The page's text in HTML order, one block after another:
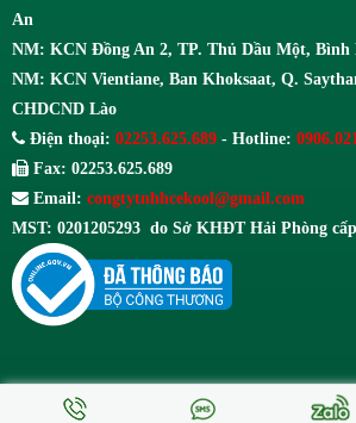
An
NM: KCN Đồng An 2, TP. Thủ Dầu Một, Bình
NM: KCN Vientiane, Ban Khoksaat, Q.
CHDCND Lào
Điện thoại: 02253.625.689 - Hotline:
Fax: 02253.625.689
Email: congtytnhhcekool@gmail.com
MST: 0201205293 do Sở KHĐT Hải Phòng cấp